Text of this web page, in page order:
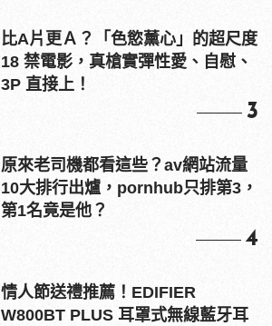
比A片更Ａ？「色慾薰心」的超尺度
18 禁電影，真槍實彈性愛、自慰、
3P 直接上！
3
原來老司機都看這些？av網站流量
10大排行出爐，pornhub只排第3，
第1名竟是他？
4
情人節送禮推薦！EDIFIER
W800BT PLUS 耳罩式無線藍牙耳